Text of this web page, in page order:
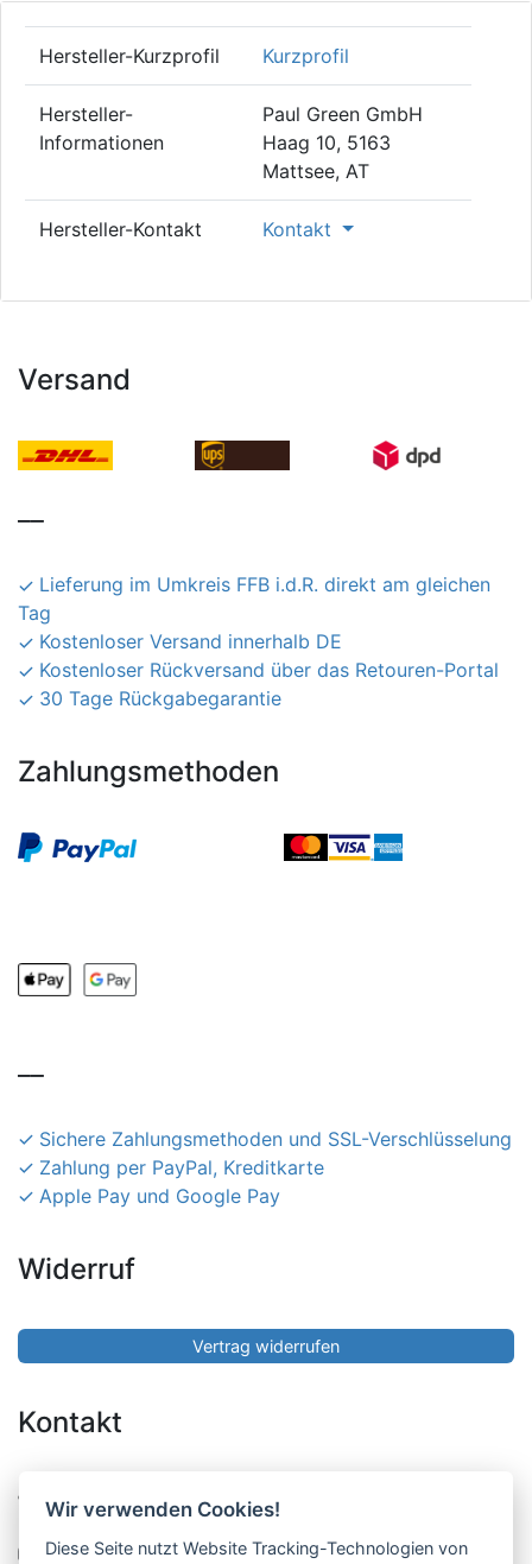
Hersteller-Kurzprofil Kurzprofil
Hersteller-
Informationen
Paul Green GmbH
Haag 10, 5163
Mattsee, AT
Hersteller-Kontakt Kontakt
Versand
Lieferung im Umkreis FFB i.d.R. direkt am gleichen
Tag
Kostenloser Versand innerhalb DE
Kostenloser Rückversand über das Retouren-Portal
30 Tage Rückgabegarantie
Zahlungsmethoden
Sichere Zahlungsmethoden und SSL-Verschlüsselung
Zahlung per PayPal, Kreditkarte
Apple Pay und Google Pay
Widerruf
Vertrag widerrufen
Kontakt
Pucher Straße 10, Fürstenfeldbruck
08141-12269
shop@englschalk.de
Wir verwenden Cookies!
Diese Seite nutzt Website Tracking-Technologien von